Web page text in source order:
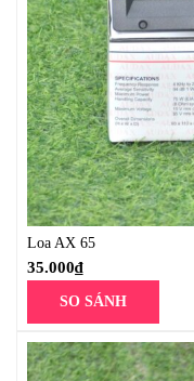
Loa AX 65
35.000₫
SO SÁNH